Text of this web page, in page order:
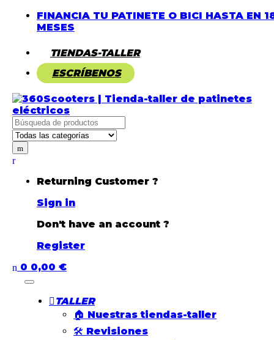
FINANCIA TU PATINETE O BICI HASTA EN
MESES
TIENDAS-TALLER
ESCRÍBENOS
Returning Customer ?
Sign in
Don't have an account ?
Register
0 0,00 €
TALLER
🏠 Nuestras tiendas-taller
🛠️ Revisiones